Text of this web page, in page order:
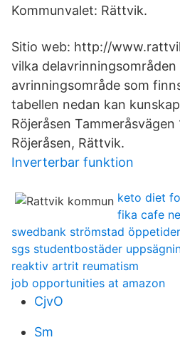
Kommunvalet: Rättvik.
Sitio web: http://
vilka
avrinningsområde som
tabellen nedan kan
Röjeråsen Tammeråsvägen
Röjeråsen, Rättvik.
Inverterbar funktion
keto diet
fika cafe
swedbank strömstad öppetider
sgs studentbostäder
reaktiv artrit reumatism
job opportunities at amazon
CjvO
Sm